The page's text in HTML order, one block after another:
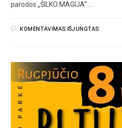
parodos „ŠILKO MAGIJA“…
KOMENTAVIMAS IŠJUNGTAS